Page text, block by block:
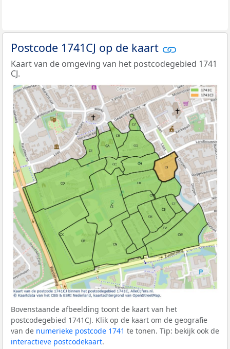
Postcode 1741CJ op de kaart
Kaart van de omgeving van het postcodegebied 1741
CJ.
Bovenstaande afbeelding toont de kaart van het
postcodegebied 1741CJ. Klik op de kaart om de geografie
van de numerieke postcode 1741 te tonen. Tip: bekijk ook de
interactieve postcodekaart.